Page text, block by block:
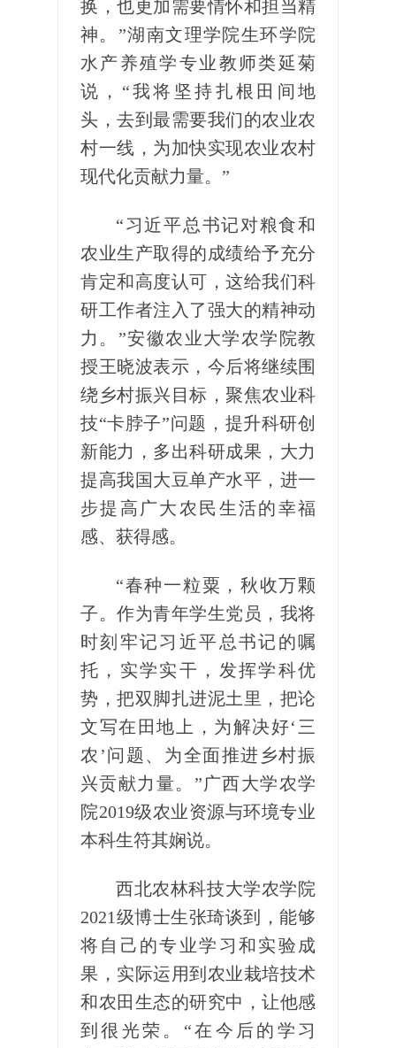
换，也更加需要情怀和担当精
神。”湖南文理学院生环学院
水产养殖学专业教师类延菊
说，“我将坚持扎根田间地
头，去到最需要我们的农业农
村一线，为加快实现农业农村
现代化贡献力量。”
“习近平总书记对粮食和
农业生产取得的成绩给予充分
肯定和高度认可，这给我们科
研工作者注入了强大的精神动
力。”安徽农业大学农学院教
授王晓波表示，今后将继续围
绕乡村振兴目标，聚焦农业科
技“卡脖子”问题，提升科研创
新能力，多出科研成果，大力
提高我国大豆单产水平，进一
步提高广大农民生活的幸福
感、获得感。
“春种一粒粟，秋收万颗
子。作为青年学生党员，我将
时刻牢记习近平总书记的嘱
托，实学实干，发挥学科优
势，把双脚扎进泥土里，把论
文写在田地上，为解决好‘三
农’问题、为全面推进乡村振
兴贡献力量。”广西大学农学
院2019级农业资源与环境专业
本科生符其娴说。
西北农林科技大学农学院
2021级博士生张琦谈到，能够
将自己的专业学习和实验成
果，实际运用到农业栽培技术
和农田生态的研究中，让他感
到很光荣。“在今后的学习